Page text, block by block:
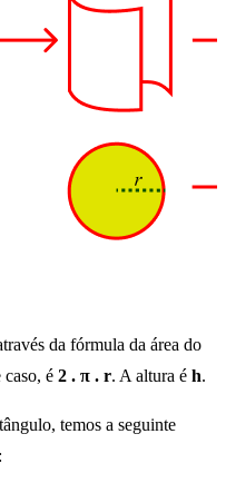
da fórmula da área do
caso, é 2 . π . r. A altura é h.
temos a seguinte